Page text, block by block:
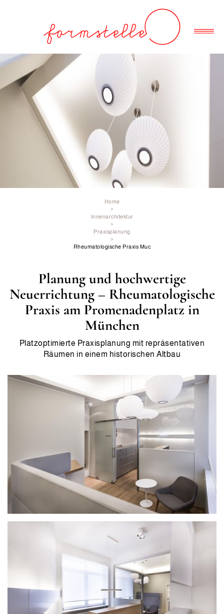
Home
>
Innenarchitektur
>
Praxisplanung
>
Rheumatologische Praxis Muc
Planung und hochwertige
Neuerrichtung – Rheumatologische
Praxis am Promenadenplatz in
München
Platzoptimierte Praxisplanung mit repräsentativen
Räumen in einem historischen Altbau